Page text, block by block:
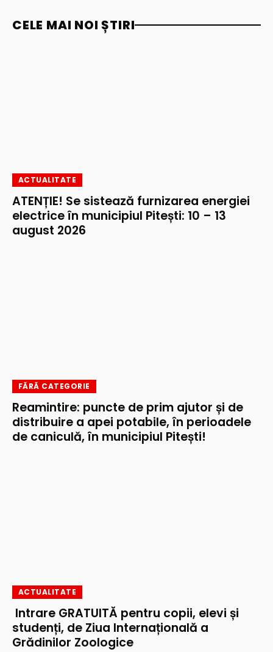
CELE MAI NOI ȘTIRI
ACTUALITATE
ATENȚIE! Se sistează furnizarea energiei
electrice în municipiul Pitești: 10 – 13
august 2026
FĂRĂ CATEGORIE
Reamintire: puncte de prim ajutor și de
distribuire a apei potabile, în perioadele
de caniculă, în municipiul Pitești!
ACTUALITATE
Intrare GRATUITĂ pentru copii, elevi și
studenți, de Ziua Internațională a
Grădinilor Zoologice